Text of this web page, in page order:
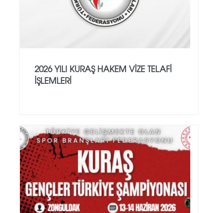
2026 YILI KURAŞ HAKEM VİZE TELAFİ
İŞLEMLERİ